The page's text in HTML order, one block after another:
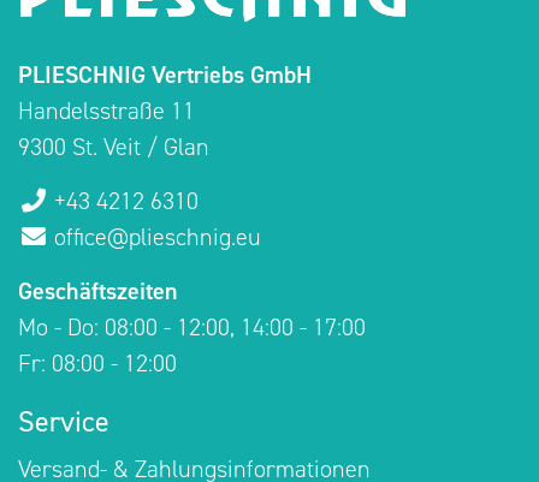
PLIESCHNIG Vertriebs GmbH
Handelsstraße 11
9300 St. Veit / Glan
+43 4212 6310
office@plieschnig.eu
Geschäftszeiten
Mo - Do: 08:00 - 12:00, 14:00 - 17:00
Fr: 08:00 - 12:00
Service
Versand- & Zahlungsinformationen